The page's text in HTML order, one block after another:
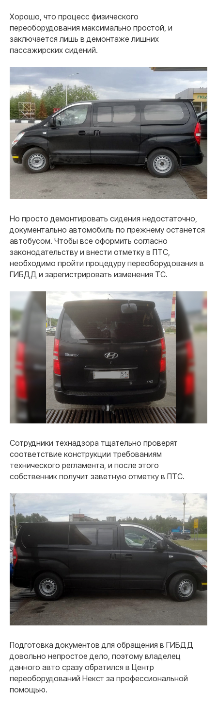
Хорошо, что процесс физического
переоборудования максимально простой, и
заключается лишь в демонтаже лишних
пассажирских сидений.
Но просто демонтировать сидения недостаточно,
документально автомобиль по прежнему останется
автобусом. Чтобы все оформить согласно
законодательству и внести отметку в ПТС,
необходимо пройти процедуру переоборудования в
ГИБДД и зарегистрировать изменения ТС.
Сотрудники технадзора тщательно проверят
соответствие конструкции требованиям
технического регламента, и после этого
собственник получит заветную отметку в ПТС.
Подготовка документов для обращения в ГИБДД
довольно непростое дело, поэтому владелец
данного авто сразу обратился в Центр
переоборудований Некст за профессиональной
помощью.